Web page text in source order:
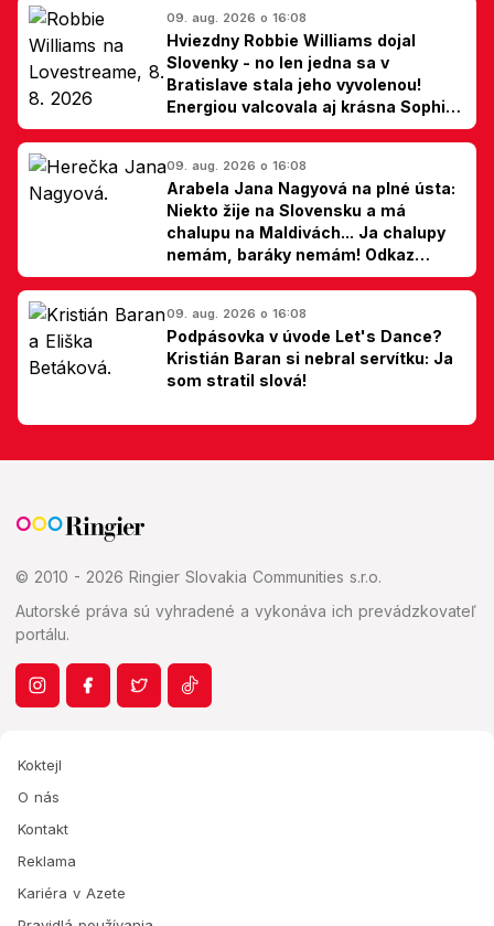
09. aug. 2026 o 16:08
Hviezdny Robbie Williams dojal
Slovenky - no len jedna sa v
Bratislave stala jeho vyvolenou!
Energiou valcovala aj krásna Sophie
Ellis-Bextor (foto)
09. aug. 2026 o 16:08
Arabela Jana Nagyová na plné ústa:
Niekto žije na Slovensku a má
chalupu na Maldivách... Ja chalupy
nemám, baráky nemám! Odkaz
Slovákom
09. aug. 2026 o 16:08
Podpásovka v úvode Let's Dance?
Kristián Baran si nebral servítku: Ja
som stratil slová!
© 2010 - 2026 Ringier Slovakia Communities s.r.o.
Autorské práva sú vyhradené a vykonáva ich prevádzkovateľ
portálu.
Koktejl
O nás
Kontakt
Reklama
Kariéra v Azete